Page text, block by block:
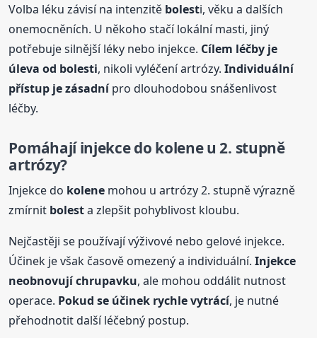
Volba léku závisí na intenzitě bolesti, věku a dalších
onemocněních. U někoho stačí lokální masti, jiný
potřebuje silnější léky nebo injekce. Cílem léčby je
úleva od bolesti, nikoli vyléčení artrózy.Individuální
přístup je zásadnípro dlouhodobou snášenlivost
léčby.
Pomáhají injekce do koleneu 2. stupně
artrózy?
Injekce do kolene mohou u artrózy 2. stupně výrazně
zmírnit bolesta zlepšit pohyblivost kloubu.
Nejčastěji se používají výživové nebo gelové injekce.
Účinek je však časově omezený a individuální.Injekce
neobnovují chrupavku, ale mohou oddálit nutnost
operace. Pokud se účinek rychle vytrácí, je nutné
přehodnotit další léčebný postup.